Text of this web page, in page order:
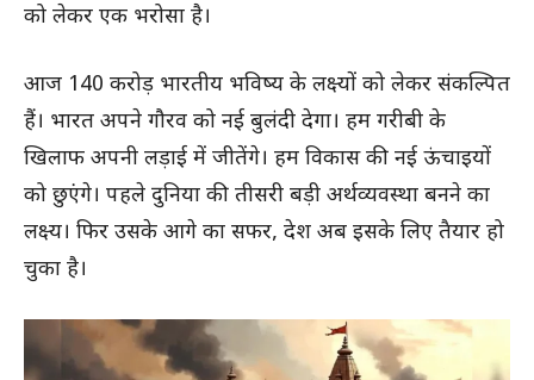
को लेकर एक भरोसा है।
आज 140 करोड़ भारतीय भविष्य के लक्ष्यों को लेकर संकल्पित
हैं। भारत अपने गौरव को नई बुलंदी देगा। हम गरीबी के
खिलाफ अपनी लड़ाई में जीतेंगे। हम विकास की नई ऊंचाइयों
को छुएंगे। पहले दुनिया की तीसरी बड़ी अर्थव्यवस्था बनने का
लक्ष्य। फिर उसके आगे का सफर, देश अब इसके लिए तैयार हो
चुका है।